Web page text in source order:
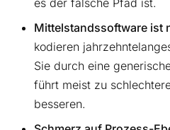
Mittelstandssoftware ist
kodieren
Sie durch eine
führt meist zu
besseren.